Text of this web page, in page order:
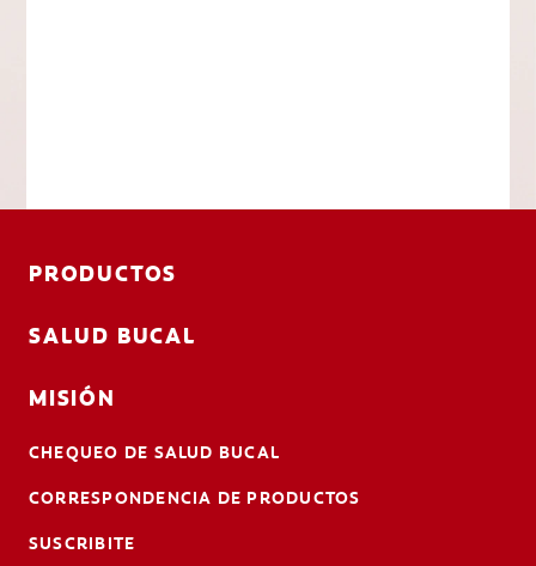
PRODUCTOS
SALUD BUCAL
MISIÓN
CHEQUEO DE SALUD BUCAL
CORRESPONDENCIA DE PRODUCTOS
SUSCRIBITE